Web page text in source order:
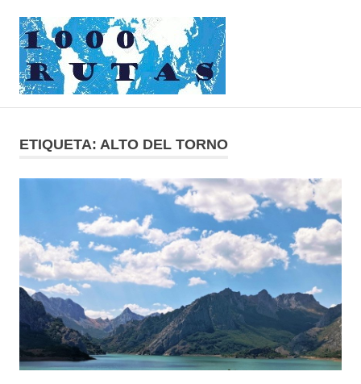
contenido
ruedas
ETIQUETA: ALTO DEL TORNO